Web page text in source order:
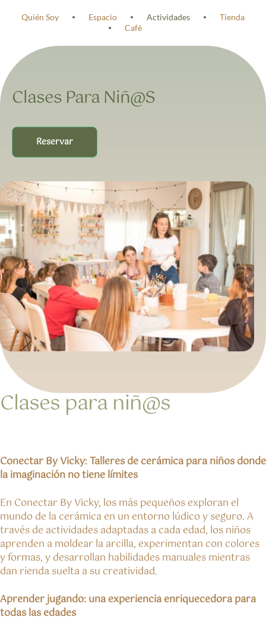
Quién Soy Espacio Actividades
Tienda
Café
Clases Para Niñ@s
Reservar
Clases para niñ@s
Conectar By Vicky: Talleres de cerámica para niños donde
la imaginación no tiene límites
En Conectar By Vicky, los más pequeños exploran el
mundo de la cerámica en un entorno lúdico y seguro. A
través de actividades adaptadas a cada edad, los niños
aprenden a moldear la arcilla, experimentan con colores
y formas, y desarrollan habilidades manuales mientras
dan rienda suelta a su creatividad.
Aprender jugando: una experiencia enriquecedora para
todas las edades